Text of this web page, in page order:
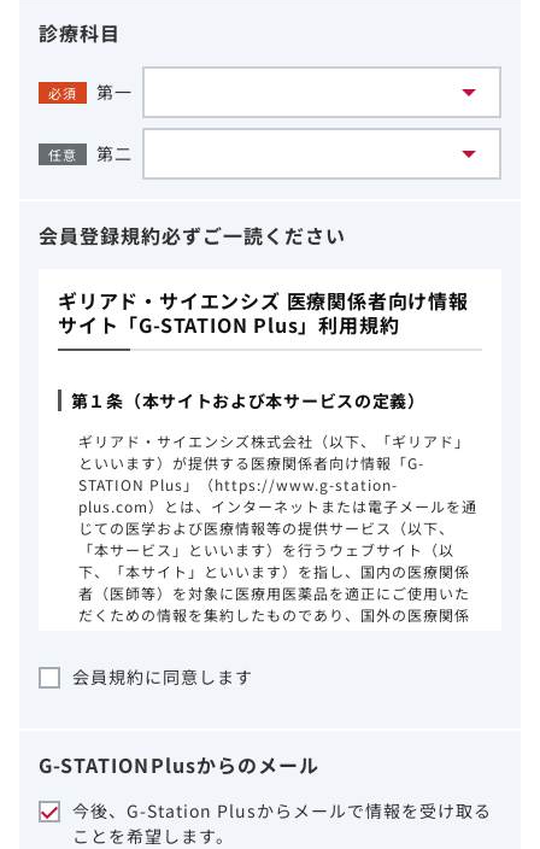
診療科目
必須 第一
任意 第二
会員登録規約必ずご一読ください
ギリアド・サイエンシズ 医療関係者向け情報
サイト「G-STATION Plus」利用規約
第１条（本サイトおよび本サービスの定義）
ギリアド・サイエンシズ株式会社（以下、「ギリアド」
といいます）が提供する医療関係者向け情報「G-
STATION Plus」（https://www.g-station-
plus.com）とは、インターネットまたは電子メールを通
じての医学および医療情報等の提供サービス（以下、
「本サービス」といいます）を行うウェブサイト（以
下、「本サイト」といいます）を指し、国内の医療関係
者（医師等）を対象に医療用医薬品を適正にご使用いた
だくための情報を集約したものであり、国外の医療関係
事項をご熟読いただき、同意された場合のみご利用くだ
ギリアドは、本サイトのコンテンツについて
細心の注意を払い、正確かつ最新の情報を提
供するように努力をしておりますが、正確
性、確実性、妥当性、有用性、ご利用になら
会員規約に同意します
G-STATIONPlusからのメール
今後、G-Station Plusからメールで情報を受け取る
ことを希望します。